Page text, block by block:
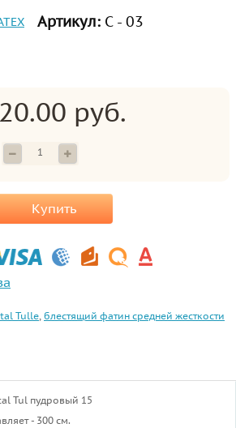
Артикул: С - 03
руб.
Купить
Tulle, блестящий фатин средней жесткости
Tul пудровый 15
- 300 см.